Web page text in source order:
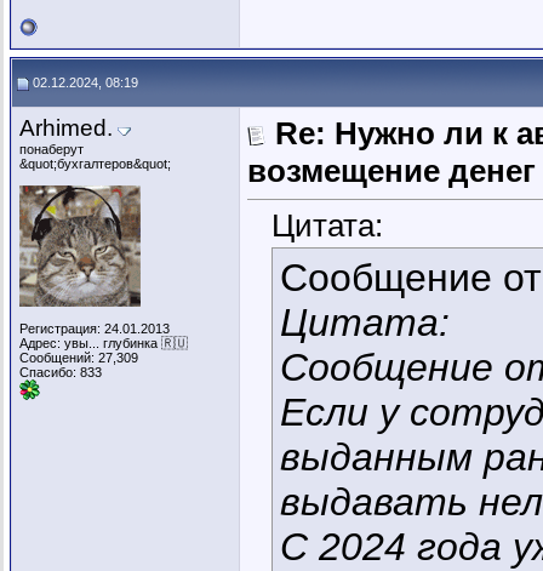
02.12.2024, 08:19
Arhimed.
понаберут
&quot;бухгалтеров&quot;
Регистрация: 24.01.2013
Адрес: увы... глубинка 🇷🇺
Сообщений: 27,309
Спасибо: 833
Re: Нужно ли к
возмещение денег
Цитата:
Сообщение
Цитата:
Сообщение
Если у
выданным
выдавать
С 2024 года